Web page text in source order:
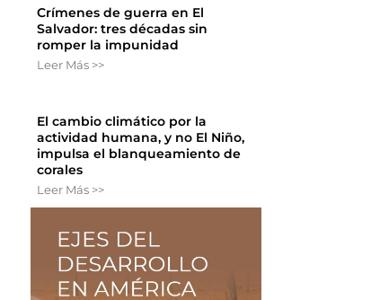
Crímenes de guerra en El
Salvador: tres décadas sin
romper la impunidad
Leer Más >>
El cambio climático por la
actividad humana, y no El Niño,
impulsa el blanqueamiento de
corales
Leer Más >>